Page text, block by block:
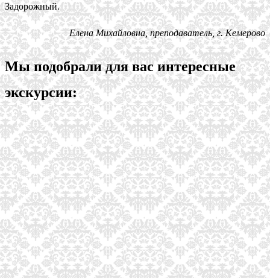
Задорожный.
Елена Михайловна, преподаватель, г. Кемерово
Мы подобрали для вас интересные
экскурсии: